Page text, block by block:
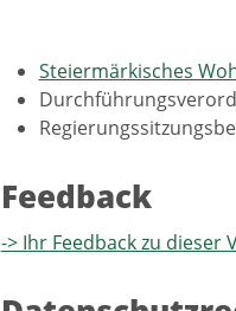
Steiermärkisches
Feedback
-> Ihr Feedback zu